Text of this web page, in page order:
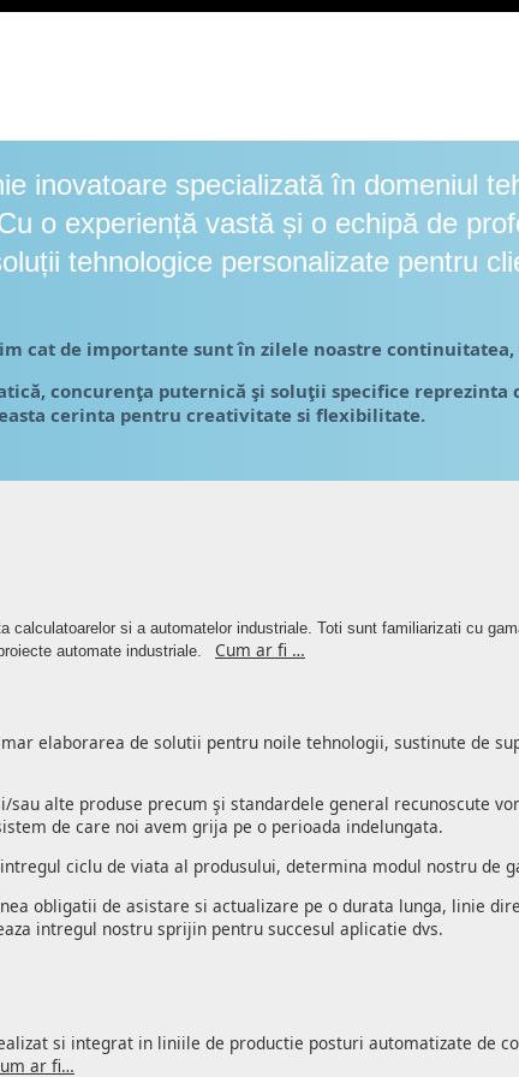
inovatoare specializată în domeniul
o experiență vastă și o echipă de
tehnologice personalizate pentru
cat de importante sunt în zilele noastre
concurenţa puternică şi soluţii specifice
cerinta pentru creativitate si flexibilitate.
calculatoarelor si a automatelor industriale. Toti sunt familiarizati cu
automate industriale.
Cum ar fi …
elaborarea de solutii pentru noile tehnologii, sustinute de
sau alte produse precum şi standardele general recunoscute
de care noi avem grija pe o perioada indelungata.
ciclu de viata al produsului, determina modul nostru de
obligatii de asistare si actualizare pe o durata lunga, linie
intregul nostru sprijin pentru succesul aplicatie dvs.
si integrat in liniile de productie posturi automatizate de
ar fi…